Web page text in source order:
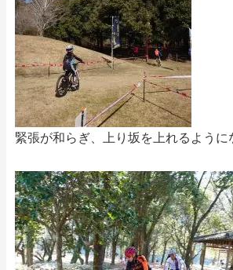
緊張が和らぎ、上り坂を上れるよう